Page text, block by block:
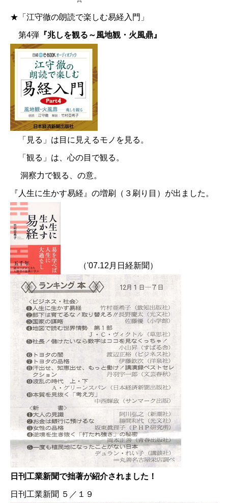
★「江守徹の朗読で楽しむ易経入門」
第4弾 『兆しを観る～風地観・火風鼎』
「見る」は目に見えるモノを見る。
「観る」は、心の目で観る。
洞察力で観る、の意。
『人生に生かす易経』の増刷（３刷り目）が出ました。
（'07.12月日経新聞）
日刊工業新聞で拙著が紹介されました！
日刊工業新聞 ５／１９